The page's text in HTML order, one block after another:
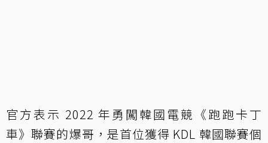
官方表示 2022 年勇闖韓國電競《跑跑卡丁
車》聯賽的爆哥，是首位獲得 KDL 韓國聯賽個